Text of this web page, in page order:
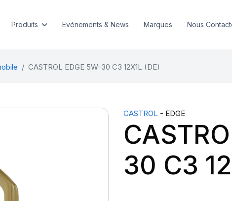
Produits Evénements & News Marques Nous
CASTROL EDGE 5W-30 C3 12X1L (DE)
CASTROL - EDGE
30 C3